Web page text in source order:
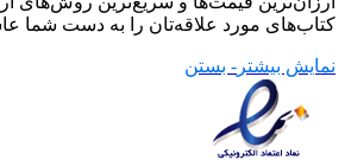
کتاب‌های مورد علاقه‌تان را به دست شما
نمایش بیشتر - بستن